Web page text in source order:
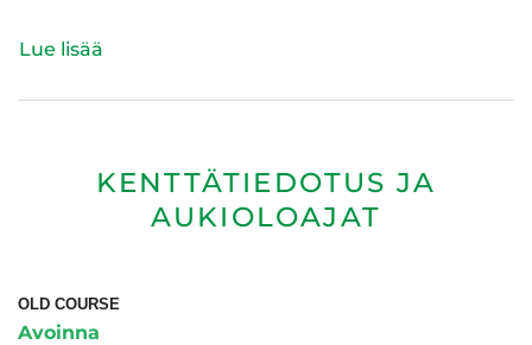
Lue lisää
KENTTÄTIEDOTUS JA
AUKIOLOAJAT
OLD COURSE
Avoinna